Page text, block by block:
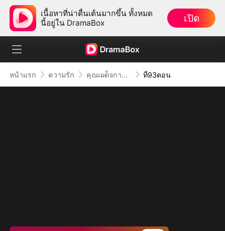
เนื้อหาที่น่าตื่นเต้นมากขึ้น ทั้งหมด
นี้อยู่ใน DramaBox
เปิด
หน้าแรก ความรัก คุณเผด็จการจอมซาดิสม์ ที่93ตอน